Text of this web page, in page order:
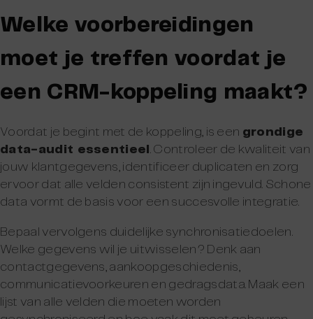
Welke voorbereidingen
moet je treffen voordat je
een CRM-koppeling maakt?
Voordat je begint met de koppeling, is een grondige
data-audit essentieel . Controleer de kwaliteit van
jouw klantgegevens, identificeer duplicaten en zorg
ervoor dat alle velden consistent zijn ingevuld. Schone
data vormt de basis voor een succesvolle integratie.
Bepaal vervolgens duidelijke synchronisatiedoelen.
Welke gegevens wil je uitwisselen? Denk aan
contactgegevens, aankoopgeschiedenis,
communicatievoorkeuren en gedragsdata. Maak een
lijst van alle velden die moeten worden